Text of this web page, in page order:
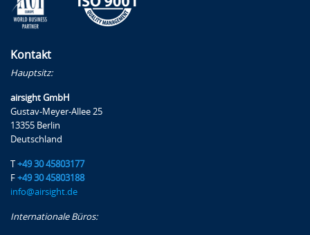
Kontakt
Hauptsitz:
airsight GmbH
Gustav-Meyer-Allee 25
13355 Berlin
Deutschland
T +49 30 45803177
F +49 30 45803188
info@airsight.de
Internationale Büros: